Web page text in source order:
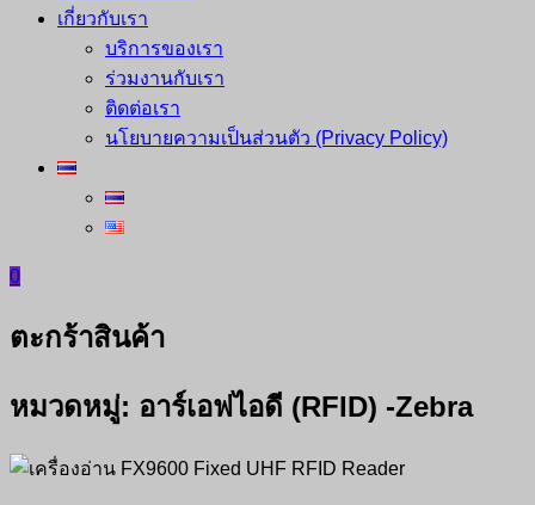
เกี่ยวกับเรา
บริการของเรา
ร่วมงานกับเรา
ติดต่อเรา
นโยบายความเป็นส่วนตัว (Privacy Policy)
0
ตะกร้าสินค้า
หมวดหมู่: อาร์เอฟไอดี (RFID) -Zebra